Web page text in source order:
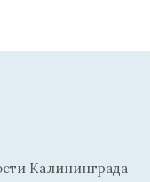
Калининграда